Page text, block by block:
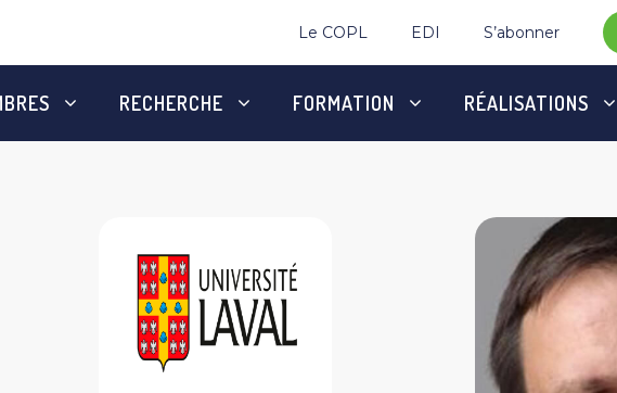
Le COPL EDI S’abonner
RECHERCHE FORMATION RÉALISATIONS